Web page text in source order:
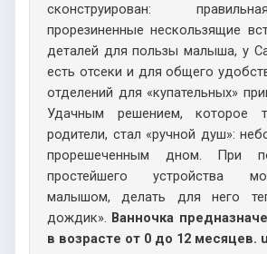
сконструирован:
прорезиненные нескользящие
деталей для пользы малыша, у
есть отсеки и для общего
отделений для «купательных»
Удачным решением, которое
родители, стал «ручной душ»:
прорешеченным дном. При
простейшего устройства
малышом, делать для него
дождик». Ванночка
в возрасте от 0 до 12 месяцев.